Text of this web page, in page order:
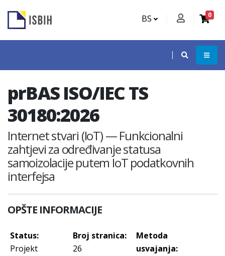
BS 0
prBAS ISO/IEC TS
30180:2026
Internet stvari (IoT) — Funkcionalni
zahtjevi za određivanje statusa
samoizolacije putem IoT podatkovnih
interfejsa
OPŠTE INFORMACIJE
Status:
Projekt
Broj stranica:
26
Metoda
usvajanja: